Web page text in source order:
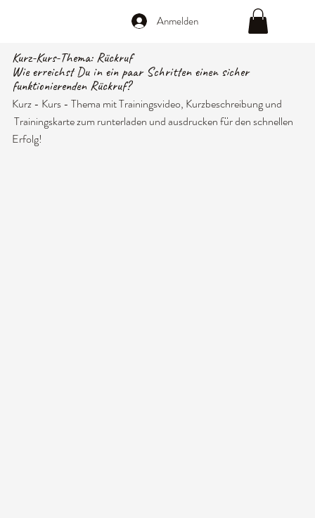
Anmelden
Kurz-Kurs-Thema: Rückruf
Wie erreichst Du in ein paar Schritten einen sicher
funktionierenden Rückruf?
Kurz - Kurs - Thema mit Trainingsvideo, Kurzbeschreibung und
Trainingskarte zum runterladen und ausdrucken für den schnellen
Erfolg!